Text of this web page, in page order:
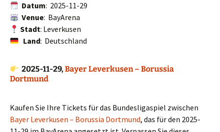
Datum: 2025-11-29
Venue: BayArena
Stadt: Leverkusen
Land: Deutschland
2025-11-29,Bayer Leverkusen – Borussia
Dortmund
Kaufen Sie Ihre Tickets für das Bundesligaspiel zwischen
Bayer Leverkusen – Borussia Dortmund, das für den 2025-